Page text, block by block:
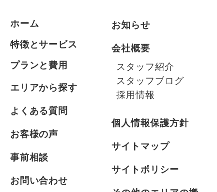
ホーム
特徴とサービス
プランと費用
エリアから探す
よくある質問
お客様の声
事前相談
お問い合わせ
お知らせ
会社概要
スタッフ紹介
スタッフブログ
採用情報
個人情報保護方針
サイトマップ
サイトポリシー